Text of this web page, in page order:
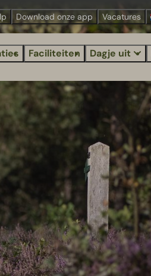
Download onze app Vacatures
Faciliteiten Dagje uit